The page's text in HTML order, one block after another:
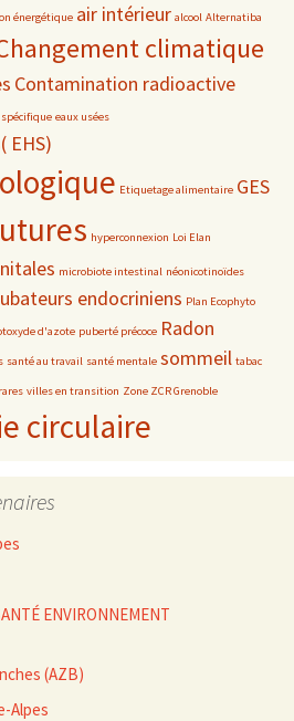
énergétique air intérieur alcool Alternatiba
climatique
Contamination radioactive
eaux usées
EHS)
Etiquetage alimentaire GES
hyperconnexion Loi Elan
microbiote intestinal néonicotinoïdes
endocriniens Plan Ecophyto
d'azote puberté précoce Radon
santé au travail santé mentale sommeil tabac
villes en transition Zone ZCR Grenoble
circulaire
ENVIRONNEMENT
(AZB)
Alpes